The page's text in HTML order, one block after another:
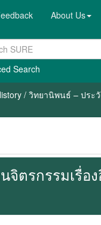
About Us
Search
/ วิทยานิพนธ์ – ประ
ตรกรรมเรื่อ